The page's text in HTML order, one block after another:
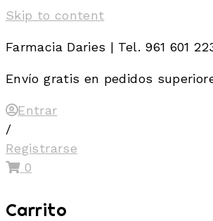
Skip to content
Farmacia Daries | Tel. 961 601
Envío gratis en pedidos
Entrar
/
Registrarse
0
Carrito